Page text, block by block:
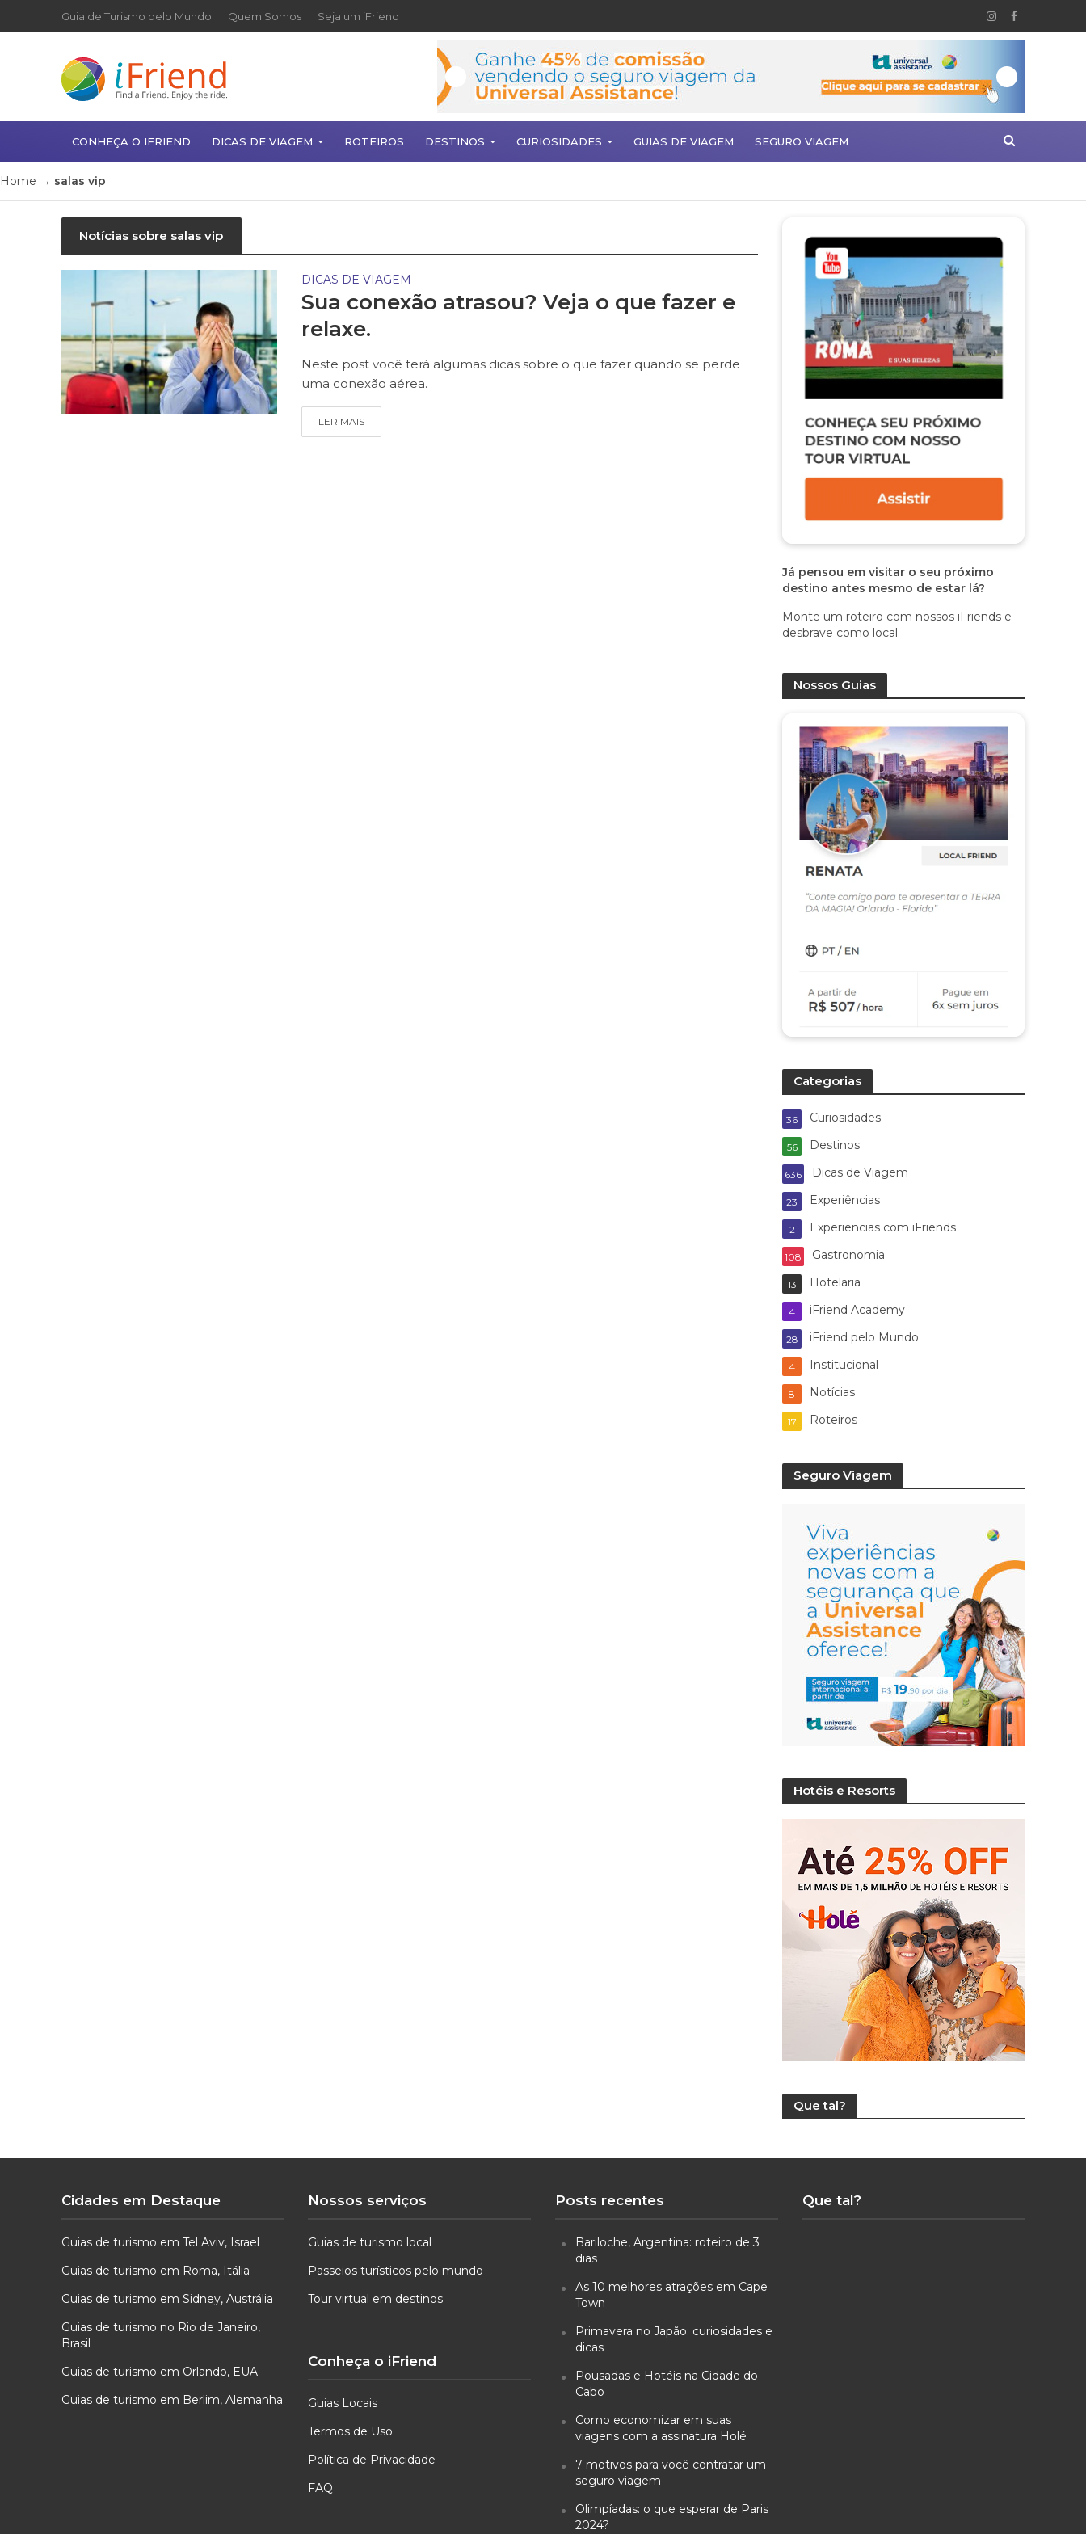
Guia de Turismo pelo Mundo Quem Somos Seja um iFriend
CONHEÇA O IFRIEND DICAS DE VIAGEM ROTEIROS DESTINOS CURIOSIDADES GUIAS DE VIAGEM SEGURO VIAGEM
Home → salas vip
Notícias sobre salas vip
DICAS DE VIAGEM
Sua conexão atrasou? Veja o que fazer e
relaxe.
Neste post você terá algumas dicas sobre o que fazer quando se perde
uma conexão aérea.
LER MAIS
Já pensou em visitar o seu próximo
destino antes mesmo de estar lá?
Monte um roteiro com nossos iFriends e
desbrave como local.
Nossos Guias
Categorias
Curiosidades
36
Destinos
56
Dicas de Viagem
636
Experiências
23
Experiencias com iFriends
2
Gastronomia
108
Hotelaria
13
iFriend Academy
4
iFriend pelo Mundo
28
Institucional
4
Notícias
8
Roteiros
17
Seguro Viagem
Hotéis e Resorts
Que tal?
Cidades em Destaque
Guias de turismo em Tel Aviv, Israel
Guias de turismo em Roma, Itália
Guias de turismo em Sidney, Austrália
Guias de turismo no Rio de Janeiro,
Brasil
Guias de turismo em Orlando, EUA
Guias de turismo em Berlim, Alemanha
Nossos serviços
Guias de turismo local
Passeios turísticos pelo mundo
Tour virtual em destinos
Conheça o iFriend
Guias Locais
Termos de Uso
Política de Privacidade
FAQ
Posts recentes
Bariloche, Argentina: roteiro de 3
dias
As 10 melhores atrações em Cape
Town
Primavera no Japão: curiosidades e
dicas
Pousadas e Hotéis na Cidade do
Cabo
Como economizar em suas
viagens com a assinatura Holé
7 motivos para você contratar um
seguro viagem
Olimpíadas: o que esperar de Paris
2024?
Que tal?